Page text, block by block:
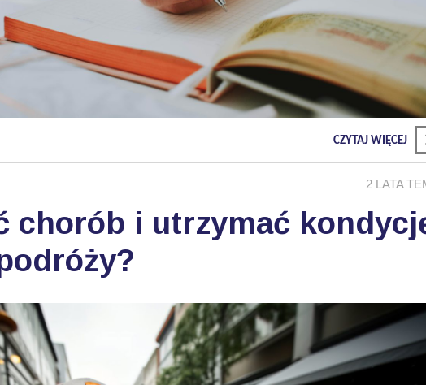
CZYTAJ WIĘCEJ
2 LATA
chorób i utrzymać